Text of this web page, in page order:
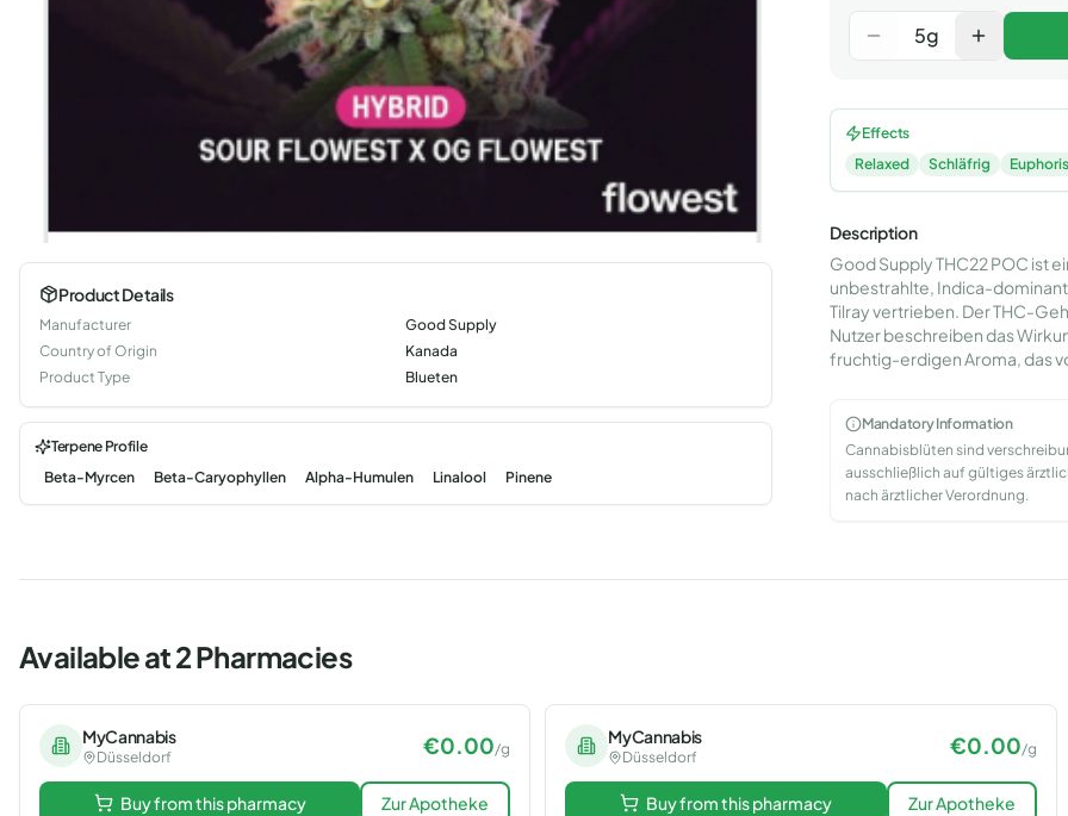
Product Details
Manufacturer
Good Supply
Country of Origin
Kanada
Product Type
Blueten
Terpene Profile
Beta-Myrcen
Beta-Caryophyllen Alpha-Humulen Linalool Pinene
5g
Effects
Relaxed
Schläfrig
Description
Good Supply THC22 POC ist
unbestrahlte, Indica-
Tilray vertrieben. Der THC-
Nutzer beschreiben das
fruchtig-erdigen Aroma, das
Mandatory Information
Cannabisblüten sind
ausschließlich auf gültiges
nach ärztlicher Verordnung.
Available at 2 Pharmacies
MyCannabis
Düsseldorf €0.00/g
Buy from this pharmacy Zur Apotheke
MyCannabis
Düsseldorf €0.00/g
Buy from this pharmacy Zur Apotheke